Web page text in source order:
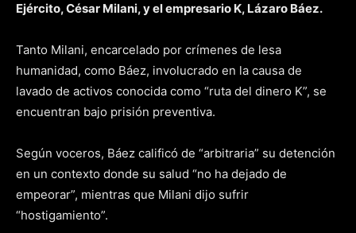
Ejército, César Milani, y el empresario K, Lázaro Báez.
Tanto Milani, encarcelado por crímenes de lesa
humanidad, como Báez, involucrado en la causa de
lavado de activos conocida como “ruta del dinero K”, se
encuentran bajo prisión preventiva.
Según voceros, Báez calificó de “arbitraria” su detención
en un contexto donde su salud “no ha dejado de
empeorar”, mientras que Milani dijo sufrir
“hostigamiento”.